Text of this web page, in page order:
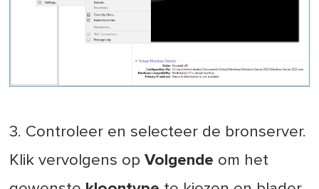
3. Controleer en selecteer de bronserver.
Klik vervolgens opVolgende om het